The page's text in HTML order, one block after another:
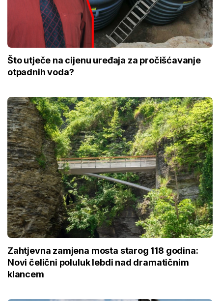
Što utječe na cijenu uređaja za pročišćavanje
otpadnih voda?
Zahtjevna zamjena mosta starog 118 godina:
Novi čelični poluluk lebdi nad dramatičnim
klancem